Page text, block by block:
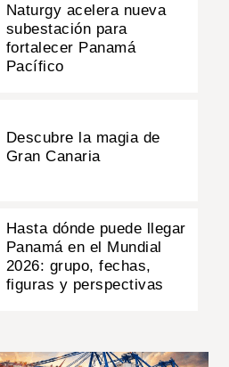
Naturgy acelera nueva
subestación para
fortalecer Panamá
Pacífico
Descubre la magia de
Gran Canaria
Hasta dónde puede llegar
Panamá en el Mundial
2026: grupo, fechas,
figuras y perspectivas